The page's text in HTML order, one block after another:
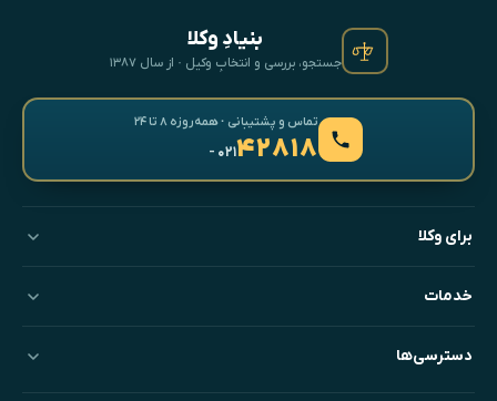
بنیادِ وکلا
جستجو، بررسی و انتخابِ وکیل · از سال ۱۳۸۷
تماس و پشتیبانی · همه‌روزه ۸ تا ۲۴
۴۲۸۱۸- ۰۲۱
برای وکلا
خدمات
دسترسی‌ها